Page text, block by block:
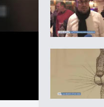
Lauriane